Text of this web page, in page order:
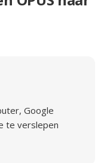
Google
te verslepen